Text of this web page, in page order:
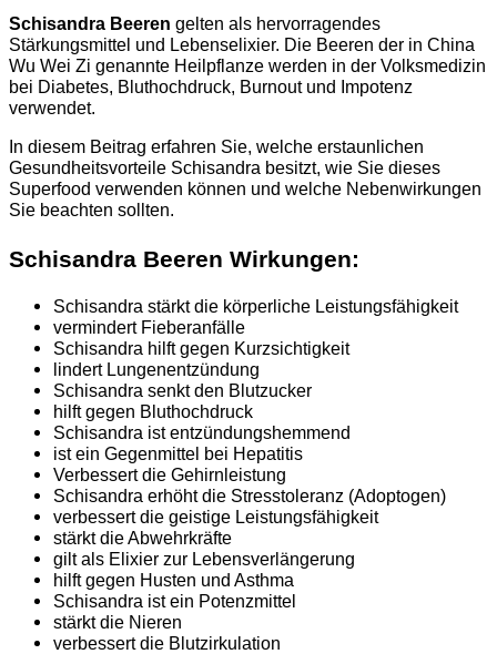
Schisandra Beeren gelten als hervorragendes
Stärkungsmittel und Lebenselixier. Die Beeren der in China
Wu Wei Zi genannte Heilpflanze werden in der Volksmedizin
bei Diabetes, Bluthochdruck, Burnout und Impotenz
verwendet.
In diesem Beitrag erfahren Sie, welche erstaunlichen
Gesundheitsvorteile Schisandra besitzt, wie Sie dieses
Superfood verwenden können und welche Nebenwirkungen
Sie beachten sollten.
Schisandra Beeren Wirkungen:
Schisandra stärkt die körperliche Leistungsfähigkeit
vermindert Fieberanfälle
Schisandra hilft gegen Kurzsichtigkeit
lindert Lungenentzündung
Schisandra senkt den Blutzucker
hilft gegen Bluthochdruck
Schisandra ist entzündungshemmend
ist ein Gegenmittel bei Hepatitis
Verbessert die Gehirnleistung
Schisandra erhöht die Stresstoleranz (Adoptogen)
verbessert die geistige Leistungsfähigkeit
stärkt die Abwehrkräfte
gilt als Elixier zur Lebensverlängerung
hilft gegen Husten und Asthma
Schisandra ist ein Potenzmittel
stärkt die Nieren
verbessert die Blutzirkulation